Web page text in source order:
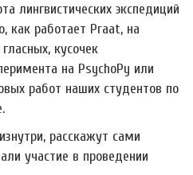
лингвистических экспедиций
как работает Praat, на
кусочек
на PsychoPy или
работ наших студентов по
расскажут сами
участие в проведении